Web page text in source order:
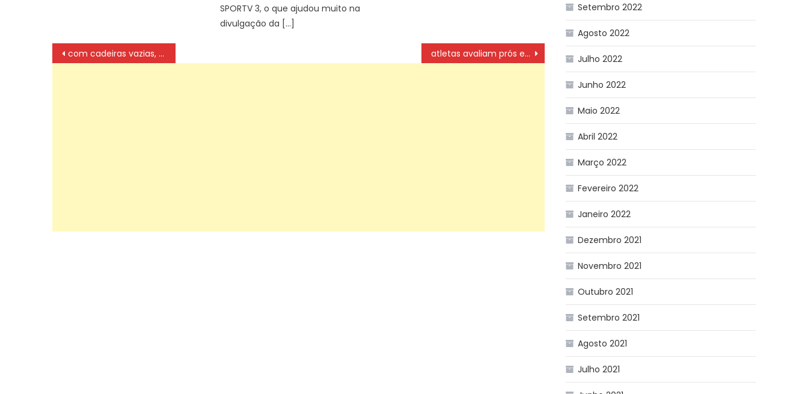
SPORTV 3, o que ajudou muito na
divulgação da […]
Navegação
de
com cadeiras vazias, campanha lembra vítimas de feminicídio atletas avaliam prós e contras da profissionalização
Setembro 2022
Agosto 2022
Julho 2022
Junho 2022
Maio 2022
Abril 2022
Março 2022
Fevereiro 2022
Janeiro 2022
Dezembro 2021
Novembro 2021
Outubro 2021
Setembro 2021
Agosto 2021
Julho 2021